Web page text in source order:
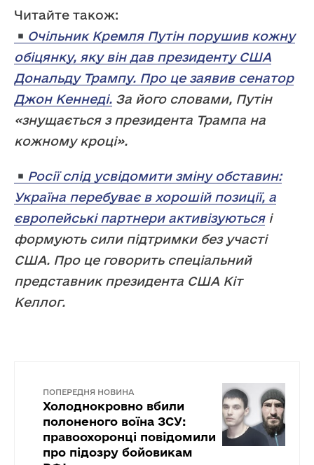
Читайте також:
Очільник Кремля Путін порушив кожну
обіцянку, яку він дав президенту США
Дональду Трампу. Про це заявив сенатор
Джон Кеннеді. За його словами, Путін
«знущається з президента Трампа на
кожному кроці».
Росії слід усвідомити зміну обставин:
Україна перебуває в хорошій позиції, а
європейські партнери активізуютьсяі
формують сили підтримки без участі
США. Про це говорить спеціальний
представник президента США Кіт
Келлог.
ПОПЕРЕДНЯ НОВИНА
Холоднокровно вбили
полоненого воїна ЗСУ:
правоохоронці повідомили
про підозру бойовикам